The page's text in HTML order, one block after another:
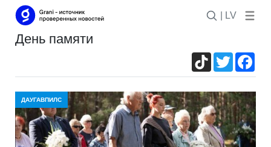
| LV
день памяти
TikTokTwitter
ДАУГАВПИЛС